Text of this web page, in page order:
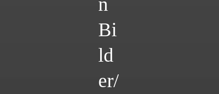
Bi
ld
er/